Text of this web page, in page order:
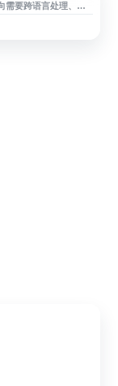
需要跨语言处理、翻
言服务、功能特点及
升多语言沟通、文本